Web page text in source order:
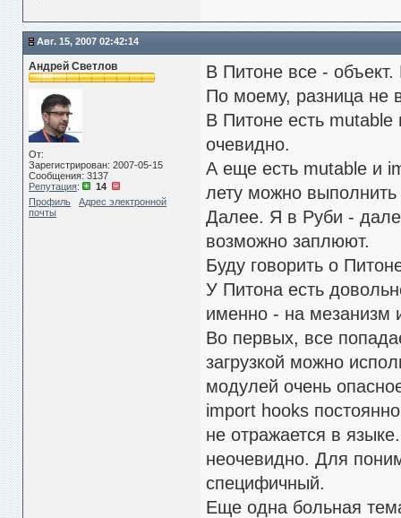
Авг. 15, 2007 02:42:14
Андрей Светлов
От:
Зарегистрирован: 2007-05-15
Сообщения: 3137
Репутация:
14
Профиль
Адрес электронной
почты
В Питоне все -
По моему, разница не
В Питоне есть
очевидно.
А еще есть mutable и
лету можно выполнить
Далее. Я в Руби -
возможно заплюют.
Буду говорить о
У Питона есть
именно - на мезанизм
Во первых, все
загрузкой можно
модулей очень
import hooks
не отражается в
неочевидно. Для
специфичный.
Еще одна больная